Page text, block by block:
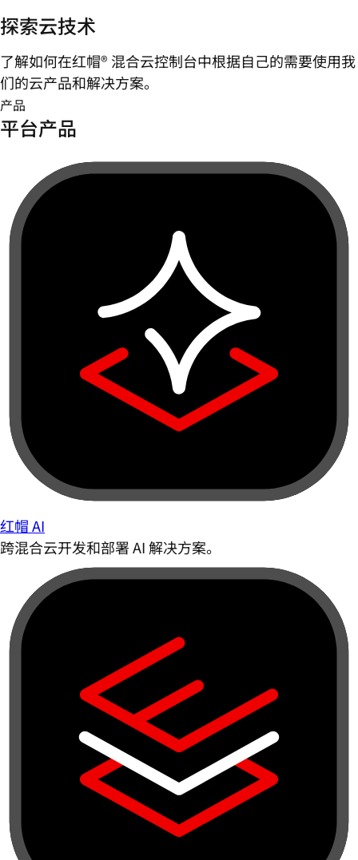
探索云技术
了解如何在红帽® 混合云控制台中根据自己的需要使用我
们的云产品和解决方案。
产品
平台产品
红帽 AI
跨混合云开发和部署 AI 解决方案。